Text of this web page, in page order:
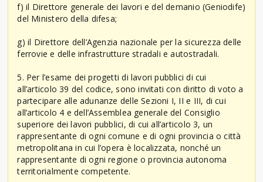
f) il Direttore generale dei lavori e del demanio (Geniodife)
del Ministero della difesa;
g) il Direttore dell’Agenzia nazionale per la sicurezza delle
ferrovie e delle infrastrutture stradali e autostradali.
5. Per l’esame dei progetti di lavori pubblici di cui
all’articolo 39 del codice, sono invitati con diritto di voto a
partecipare alle adunanze delle Sezioni I, II e III, di cui
all’articolo 4 e dell’Assemblea generale del Consiglio
superiore dei lavori pubblici, di cui all’articolo 3, un
rappresentante di ogni comune e di ogni provincia o città
metropolitana in cui l’opera è localizzata, nonché un
rappresentante di ogni regione o provincia autonoma
territorialmente competente.